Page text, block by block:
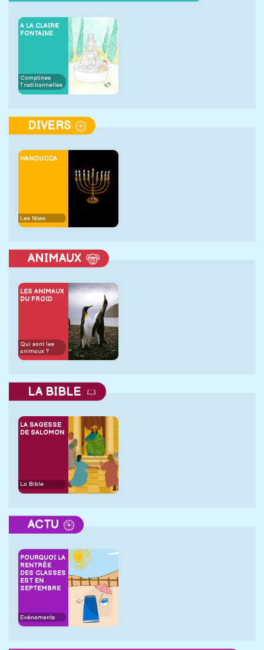
A LA CLAIRE
FONTAINE
Comptines
Traditionnelles
DIVERS
HANOUCCA
Les fêtes
ANIMAUX
LES ANIMAUX
DU FROID
Qui sont les
animaux ?
LA BIBLE
LA SAGESSE
DE SALOMON
La Bible
ACTU
POURQUOI LA
RENTRÉE
DES CLASSES
EST EN
SEPTEMBRE
Evènements